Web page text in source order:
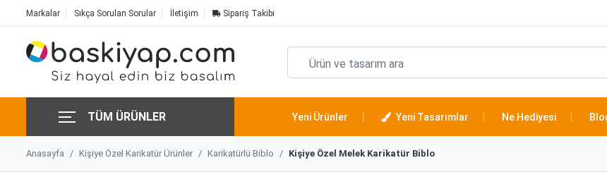
Markalar Sıkça Sorulan Sorular İletişim Sipariş Takibi
TÜM ÜRÜNLER Yeni Ürünler Yeni Tasarımlar Ne Hediyesi
Anasayfa Kişiye Özel Karikatür Ürünler Karikatürlü Biblo Kişiye Özel Melek Karikatür Biblo